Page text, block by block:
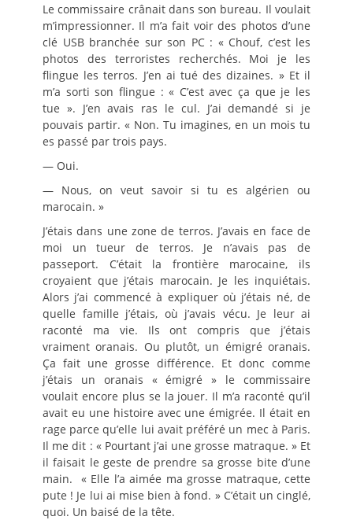
Le commissaire crânait dans son bureau. Il voulait
m’impressionner. Il m’a fait voir des photos d’une
clé USB branchée sur son PC : « Chouf, c’est les
photos des terroristes recherchés. Moi je les
flingue les terros. J’en ai tué des dizaines. » Et il
m’a sorti son flingue : « C’est avec ça que je les
tue ». J’en avais ras le cul. J’ai demandé si je
pouvais partir. « Non. Tu imagines, en un mois tu
es passé par trois pays.
— Oui.
— Nous, on veut savoir si tu es algérien ou
marocain. »
J’étais dans une zone de terros. J’avais en face de
moi un tueur de terros. Je n’avais pas de
passeport. C’était la frontière marocaine, ils
croyaient que j’étais marocain. Je les inquiétais.
Alors j’ai commencé à expliquer où j’étais né, de
quelle famille j’étais, où j’avais vécu. Je leur ai
raconté ma vie. Ils ont compris que j’étais
vraiment oranais. Ou plutôt, un émigré oranais.
Ça fait une grosse différence. Et donc comme
j’étais un oranais « émigré » le commissaire
voulait encore plus se la jouer. Il m’a raconté qu’il
avait eu une histoire avec une émigrée. Il était en
rage parce qu’elle lui avait préféré un mec à Paris.
Il me dit : « Pourtant j’ai une grosse matraque. » Et
il faisait le geste de prendre sa grosse bite d’une
main. « Elle l’a aimée ma grosse matraque, cette
pute ! Je lui ai mise bien à fond. » C’était un cinglé,
quoi. Un baisé de la tête.